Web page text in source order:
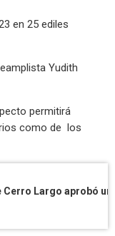
en 25 ediles
Yudith
permitirá
como de los